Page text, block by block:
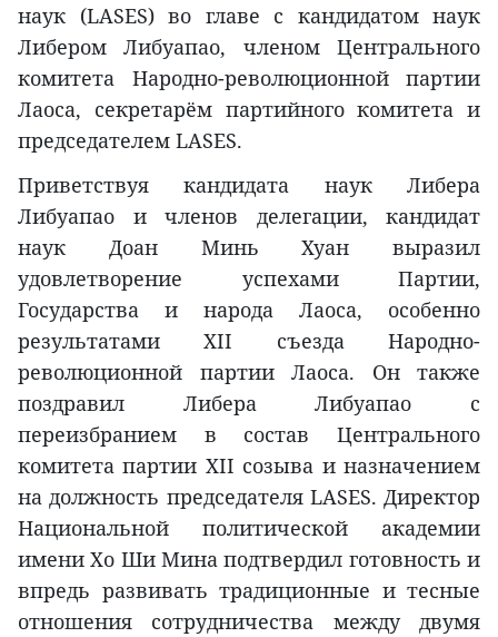
наук (LASES) во главе с кандидатом наук
Либером Либуапао, членом Центрального
комитета Народно-революционной партии
Лаоса, секретарём партийного комитета и
председателем LASES.
Приветствуя кандидата наук Либера
Либуапао и членов делегации, кандидат
наук Доан Минь Хуан выразил
удовлетворение успехами Партии,
Государства и народа Лаоса, особенно
результатами XII съезда Народно-
революционной партии Лаоса. Он также
поздравил Либера Либуапао с
переизбранием в состав Центрального
комитета партии XII созыва и назначением
на должность председателя LASES. Директор
Национальной политической академии
имени Хо Ши Мина подтвердил готовность и
впредь развивать традиционные и тесные
отношения сотрудничества между двумя